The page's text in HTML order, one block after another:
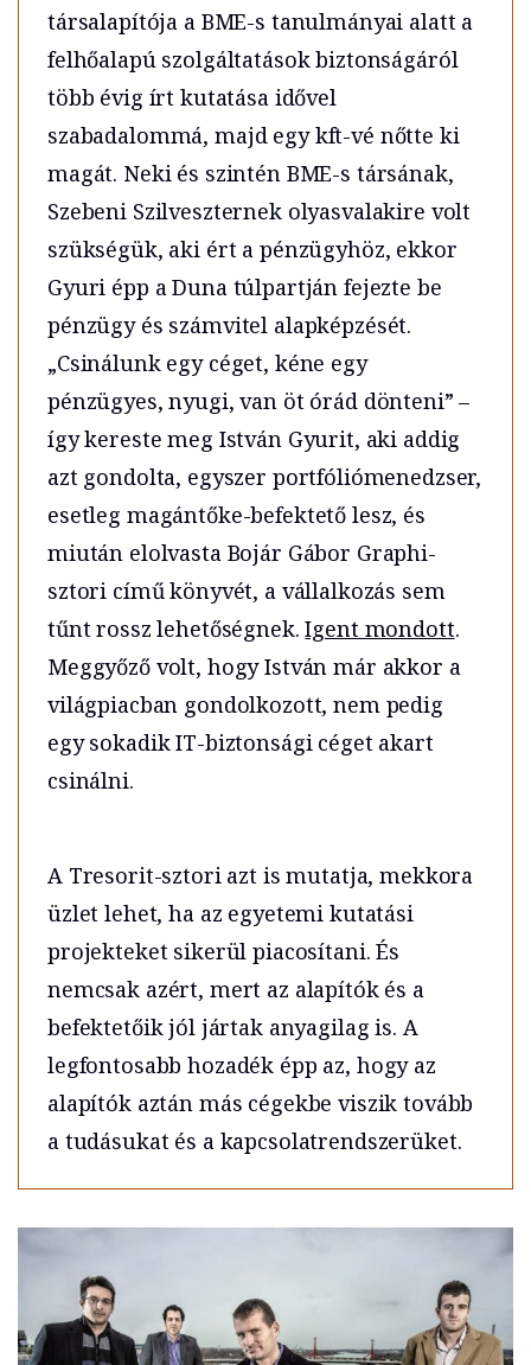
társalapítója a BME-s tanulmányai alatt a
felhőalapú szolgáltatások biztonságáról
több évig írt kutatása idővel
szabadalommá, majd egy kft-vé nőtte ki
magát. Neki és szintén BME-s társának,
Szebeni Szilveszternek olyasvalakire volt
szükségük, aki ért a pénzügyhöz, ekkor
Gyuri épp a Duna túlpartján fejezte be
pénzügy és számvitel alapképzését.
„Csinálunk egy céget, kéne egy
pénzügyes, nyugi, van öt órád dönteni” –
így kereste meg István Gyurit, aki addig
azt gondolta, egyszer portfóliómenedzser,
esetleg magántőke-befektető lesz, és
miután elolvasta Bojár Gábor Graphi-
sztori című könyvét, a vállalkozás sem
tűnt rossz lehetőségnek.Igent mondott.
Meggyőző volt, hogy István már akkor a
világpiacban gondolkozott, nem pedig
egy sokadik IT-biztonsági céget akart
csinálni.
A Tresorit-sztori azt is mutatja, mekkora
üzlet lehet, ha az egyetemi kutatási
projekteket sikerül piacosítani. És
nemcsak azért, mert az alapítók és a
befektetőik jól jártak anyagilag is. A
legfontosabb hozadék épp az, hogy az
alapítók aztán más cégekbe viszik tovább
a tudásukat és a kapcsolatrendszerüket.